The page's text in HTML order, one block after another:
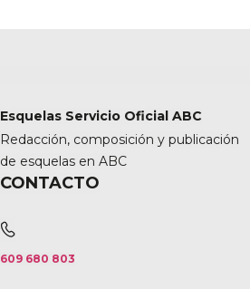
Esquelas Servicio Oficial ABC
Redacción, composición y publicación
de esquelas en ABC
CONTACTO
609 680 803